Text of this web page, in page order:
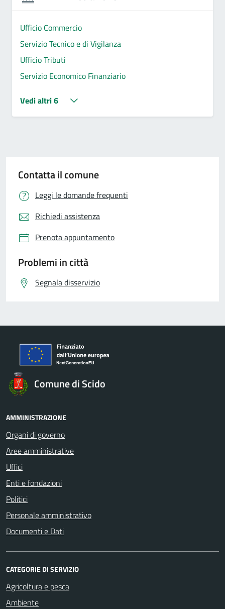
Ufficio Commercio
Servizio Tecnico e di Vigilanza
Ufficio Tributi
Servizio Economico Finanziario
Vedi altri 6
Contatta il comune
Leggi le domande frequenti
Richiedi assistenza
Prenota appuntamento
Problemi in città
Segnala disservizio
Comune di Scido
AMMINISTRAZIONE
Organi di governo
Aree amministrative
Uffici
Enti e fondazioni
Politici
Personale amministrativo
Documenti e Dati
CATEGORIE DI SERVIZIO
Agricoltura e pesca
Ambiente